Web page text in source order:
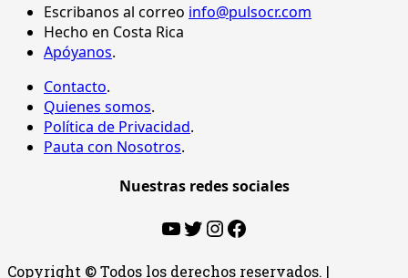
Escribanos al correo info@pulsocr.com
Hecho en Costa Rica
Apóyanos.
Contacto.
Quienes somos.
Política de Privacidad.
Pauta con Nosotros.
Nuestras redes sociales
YouTube
Twitter
Instagram
Facebook
Copyright © Todos los derechos reservados. |